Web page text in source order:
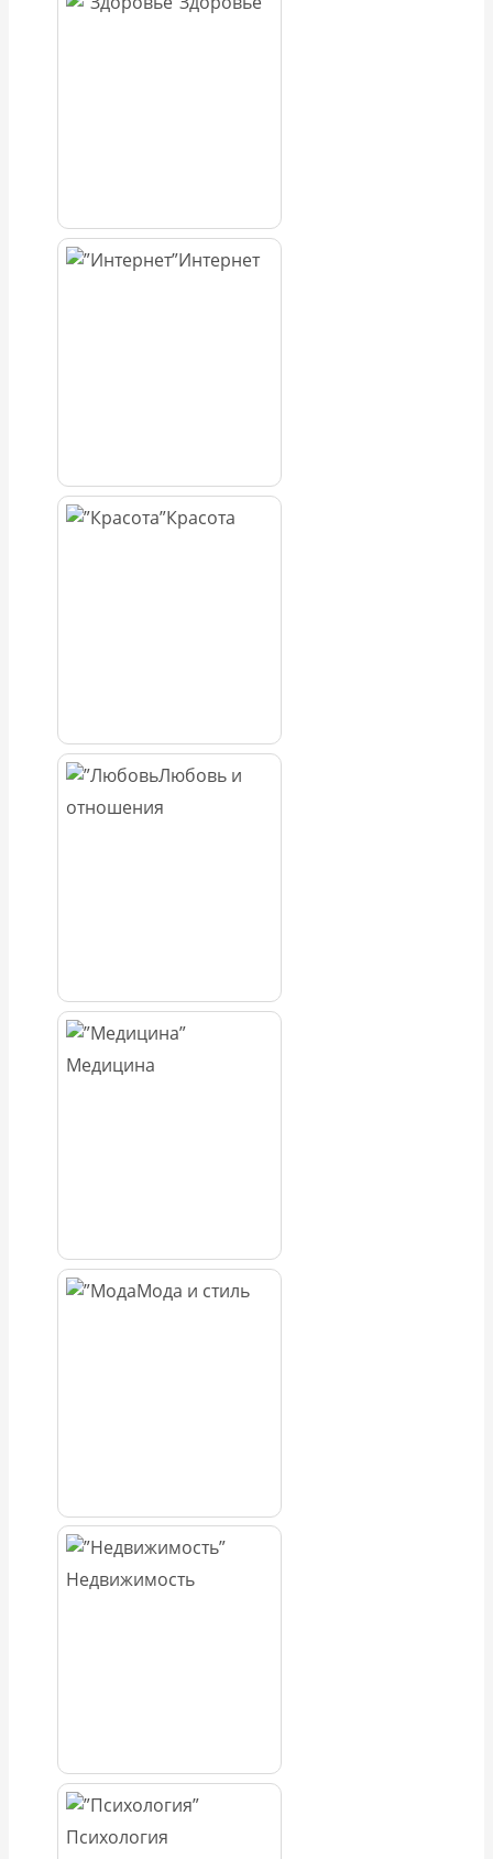
Интернет
Красота
Любовь и
отношения
Медицина
Мода и стиль
Недвижимость
Психология